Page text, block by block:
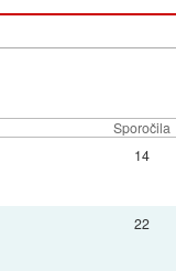
Sporočila
14
22